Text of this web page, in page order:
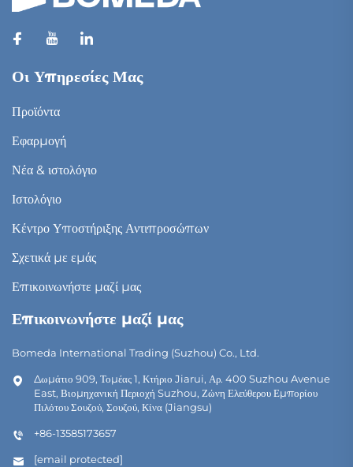
Οι Υπηρεσίες Μας
Προϊόντα
Εφαρμογή
Νέα & ιστολόγιο
Ιστολόγιο
Κέντρο Υποστήριξης Αντιπροσώπων
Σχετικά με εμάς
Επικοινωνήστε μαζί μας
Επικοινωνήστε μαζί μας
Bomeda International Trading (Suzhou) Co., Ltd.
Δωμάτιο 909, Τομέας 1, Κτήριο Jiarui, Αρ. 400 Suzhou Avenue
East, Βιομηχανική Περιοχή Suzhou, Ζώνη Ελεύθερου Εμπορίου
Πιλότου Σουζού, Σουζού, Κίνα (Jiangsu)
+86-13585173657
[email protected]